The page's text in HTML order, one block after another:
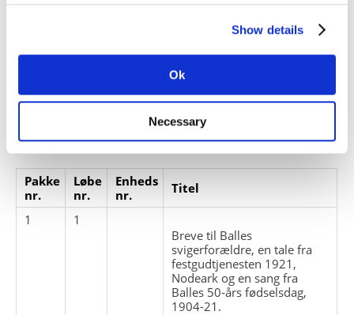
Show details
Ok
Necessary
Emneord:
ARKIVFONDEN INDEHOLDER NEDENSTÅENDE
Pakke
nr.
Løbe
nr.
Enheds
nr.
Titel
1
1
Breve til Balles
svigerforældre, en tale fra
festgudtjenesten 1921,
Nodeark og en sang fra
Balles 50-års fødselsdag,
1904-21.